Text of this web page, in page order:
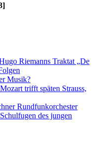
Riemanns Traktat „De
Musik?
trifft späten Strauss,
Rundfunkorchester
des jungen